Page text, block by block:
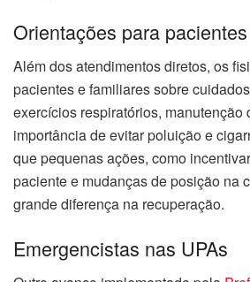
Orientações para
Além dos atendimentos diretos, os
pacientes e familiares sobre
exercícios respiratórios, manutenção
importância de evitar poluição e
que pequenas ações, como
paciente e mudanças de posição na
grande diferença na recuperação.
Emergencistas nas UPAs